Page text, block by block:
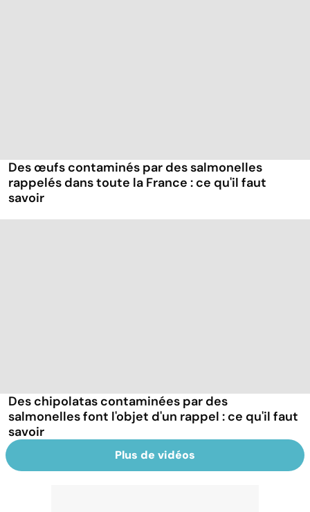
Des œufs contaminés par des salmonelles
rappelés dans toute la France : ce qu'il faut
savoir
Des chipolatas contaminées par des
salmonelles font l'objet d'un rappel : ce qu'il faut
savoir
Plus de vidéos